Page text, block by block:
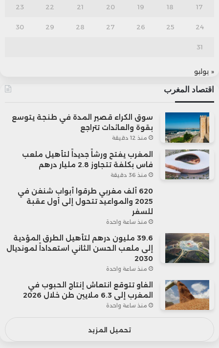
17
18
19
20
21
22
23
24
25
26
27
28
29
30
31
« يوليو
اقتصاد المغرب
سوق الكراء قصير المدة في طنجة يتوسع
بقوة والعائدات تتراجع
منذ 12 دقيقة
المغرب يفتح ورشاً جديداً لتأهيل ملعب
فاس بكلفة تتجاوز 2.8 مليار درهم
منذ 36 دقيقة
620 ألف مغربي طرقوا أبواب شنغن في
2025 والمواعيد تتحول إلى أول عقبة
للسفر
منذ ساعة واحدة
39.6 مليون درهم لتأهيل الطرق المؤدية
إلى ملعب الحسن الثاني استعداداً لمونديال
2030
منذ ساعة واحدة
الفاو تتوقع انتعاش إنتاج الحبوب في
المغرب إلى 6.3 ملايين طن خلال 2026
منذ ساعة واحدة
تحميل المزيد